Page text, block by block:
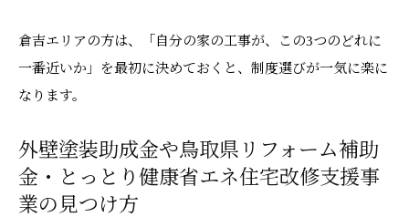
倉吉エリアの方は、「自分の家の工事が、この3つのどれに
一番近いか」を最初に決めておくと、制度選びが一気に楽に
なります。
外壁塗装助成金や鳥取県リフォーム補助
金・とっとり健康省エネ住宅改修支援事
業の見つけ方